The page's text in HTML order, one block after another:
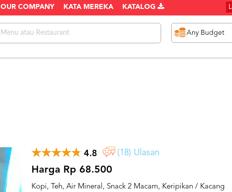
OUR COMPANY KATA MEREKA KATALOG
4.8 (18) Ulasan
Harga Rp 68.500
Kopi, Teh, Air Mineral, Snack 2 Macam, Keripikan / Kacang